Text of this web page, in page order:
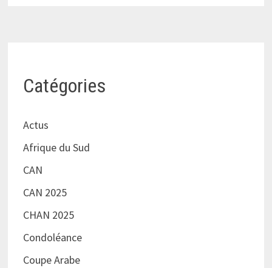
Catégories
Actus
Afrique du Sud
CAN
CAN 2025
CHAN 2025
Condoléance
Coupe Arabe